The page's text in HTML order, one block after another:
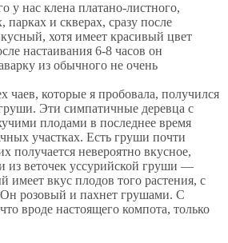
у нас клена платано-листного,
парках и скверах, сразу после
хотя имеет красивый цвет
настаивания 6-8 часов он
из обычного не очень
чаев, которые я пробовала, получился
Эти симпатичные деревца с
плодами в последнее время
участках. Есть груши почти
получается невероятно вкусное,
из веточек уссурийской груши —
имеет вкус плодов того растения, с
Он розовый и пахнет грушами. С
вроде настоящего компота, только